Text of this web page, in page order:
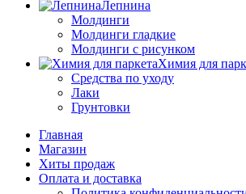
Лепнина
Молдинги
Молдинги гладкие
Молдинги с рисунком
Химия для
Средства по уходу
Лаки
Грунтовки
Главная
Магазин
Хиты продаж
Оплата и доставка